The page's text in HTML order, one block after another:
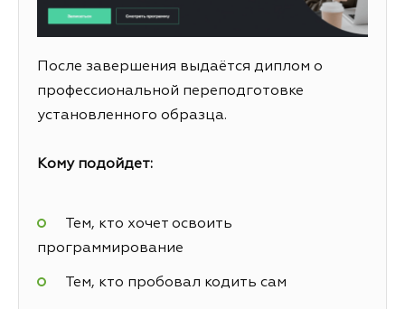
После завершения выдаётся диплом о
профессиональной переподготовке
установленного образца.
Кому подойдет:
Тем, кто хочет освоить
программирование
Тем, кто пробовал кодить сам